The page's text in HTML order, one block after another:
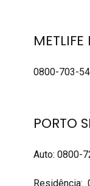
METLIFE
0800-703-
PORTO
Auto: 0800-
Residência: